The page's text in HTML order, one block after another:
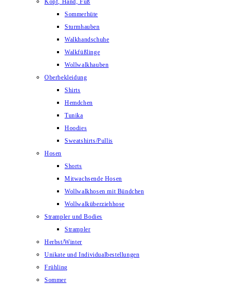
Kopf, Hand, Fuß
Sommerhüte
Sturmhauben
Walkhandschuhe
Walkfüßlinge
Wollwalkhauben
Oberbekleidung
Shirts
Hemdchen
Tunika
Hoodies
Sweatshirts/Pullis
Hosen
Shorts
Mitwachsende Hosen
Wollwalkhosen mit Bündchen
Wollwalküberziehhose
Strampler und Bodies
Strampler
Herbst/Winter
Unikate und Individualbestellungen
Frühling
Sommer